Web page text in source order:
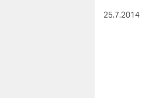
25.7.2014